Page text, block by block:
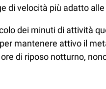
di velocità più adatto
dei minuti di attività
mantenere attivo il
di riposo notturno,